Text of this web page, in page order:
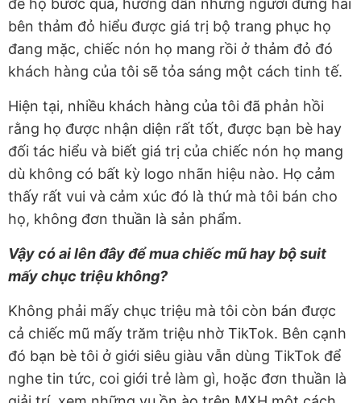
để họ bước qua, hướng dẫn những người đứng hai
bên thảm đỏ hiểu được giá trị bộ trang phục họ
đang mặc, chiếc nón họ mang rồi ở thảm đỏ đó
khách hàng của tôi sẽ tỏa sáng một cách tinh tế.
Hiện tại, nhiều khách hàng của tôi đã phản hồi
rằng họ được nhận diện rất tốt, được bạn bè hay
đối tác hiểu và biết giá trị của chiếc nón họ mang
dù không có bất kỳ logo nhãn hiệu nào. Họ cảm
thấy rất vui và cảm xúc đó là thứ mà tôi bán cho
họ, không đơn thuần là sản phẩm.
Vậy có ai lên đây để mua chiếc mũ hay bộ suit
mấy chục triệu không?
Không phải mấy chục triệu mà tôi còn bán được
cả chiếc mũ mấy trăm triệu nhờ TikTok. Bên cạnh
đó bạn bè tôi ở giới siêu giàu vẫn dùng TikTok để
nghe tin tức, coi giới trẻ làm gì, hoặc đơn thuần là